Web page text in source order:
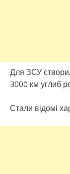
Для ЗСУ
3000 км углиб
Стали відомі